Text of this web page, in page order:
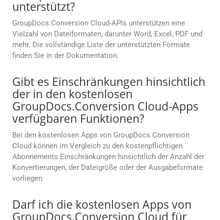
unterstützt?
GroupDocs.Conversion Cloud-APIs unterstützen eine
Vielzahl von Dateiformaten, darunter Word, Excel, PDF und
mehr. Die vollständige Liste der unterstützten Formate
finden Sie in der Dokumentation.
Gibt es Einschränkungen hinsichtlich
der in den kostenlosen
GroupDocs.Conversion Cloud-Apps
verfügbaren Funktionen?
Bei den kostenlosen Apps von GroupDocs.Conversion
Cloud können im Vergleich zu den kostenpflichtigen
Abonnements Einschränkungen hinsichtlich der Anzahl der
Konvertierungen, der Dateigröße oder der Ausgabeformate
vorliegen.
Darf ich die kostenlosen Apps von
GroupDocs.Conversion Cloud für